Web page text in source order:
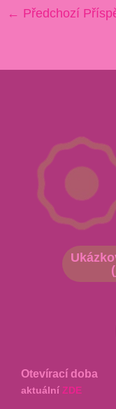
← Předchozí
Otevírací doba
aktuální ZDE